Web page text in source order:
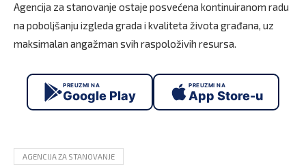
Agencija za stanovanje ostaje posvećena kontinuiranom radu
na poboljšanju izgleda grada i kvaliteta života građana, uz
maksimalan angažman svih raspoloživih resursa.
PREUZMI NA
Google Play
PREUZMI NA
App Store-u
AGENCIJA ZA STANOVANJE